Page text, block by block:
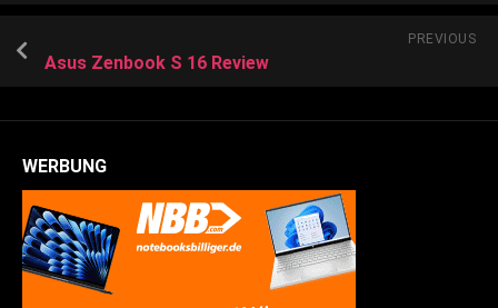
PREVIOUS
Asus Zenbook S 16 Review
WERBUNG